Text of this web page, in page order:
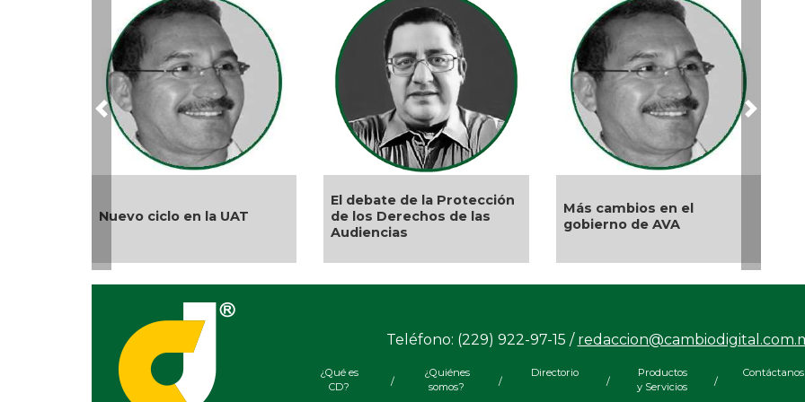
Nuevo ciclo en la UAT
El debate de la Protección
de los Derechos de las
Audiencias
Más cambios en el
gobierno de AVA
Previous Next
Se
Se
Teléfono: (229) 922-97-15 /
¿Qué es
CD?
/
¿Quiénes
somos?
/
Directorio
/
Productos
y Servicios
/
Contáctanos